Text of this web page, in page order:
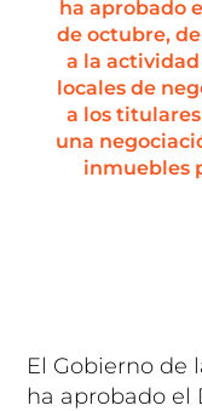
ha aprobado
de octubre,
a la
locales de
a los
una
inmuebles
El Gobierno de
ha aprobado el